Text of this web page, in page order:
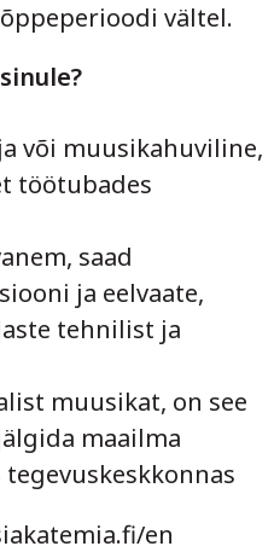
vältel.
või muusikahuviline,
töötubades
saad
ja eelvaate,
tehnilist ja
muusikat, on see
maailma
en